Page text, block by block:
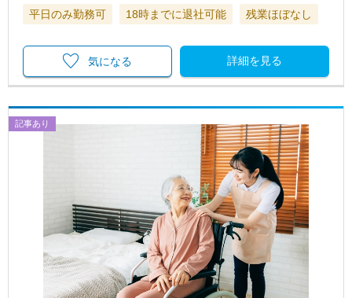
平日のみ勤務可
18時までに退社可能 残業ほぼなし
詳細を見る
気になる
記事あり